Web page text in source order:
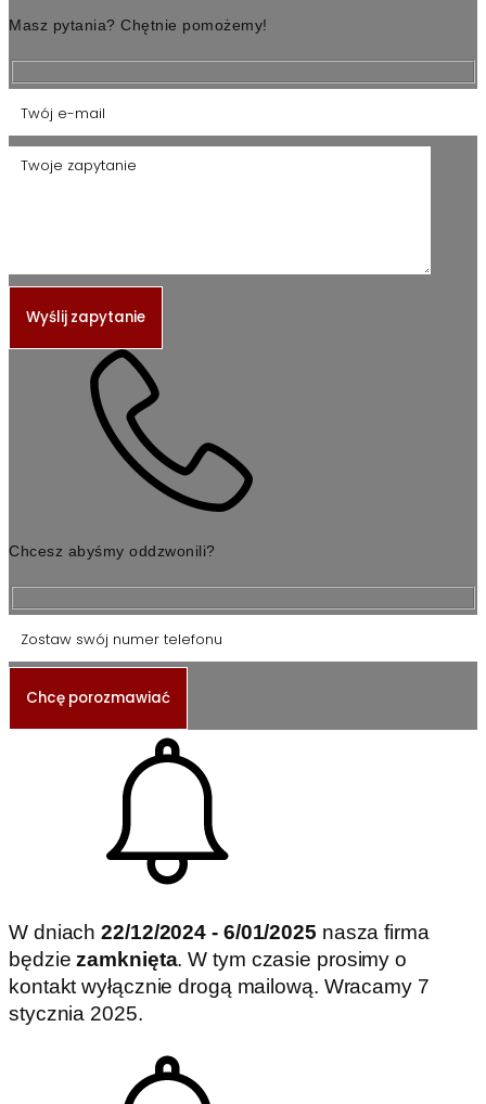
Masz pytania? Chętnie pomożemy!
Chcesz abyśmy oddzwonili?
W dniach22/12/2024 - 6/01/2025 nasza firma
będziezamknięta.W tym czasie prosimy o
kontakt wyłącznie drogą mailową. Wracamy 7
stycznia 2025.